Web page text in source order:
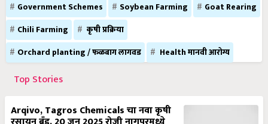
Government Schemes Soybean Farming
Goat Rearing
Chili Farming
कृषी प्रक्रिया
Orchard planting / फळबाग लागवड
Health मानवी आरोग्य
Top Stories
Arqivo, Tagros Chemicals चा नवा कृषी